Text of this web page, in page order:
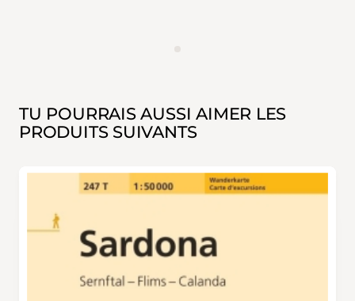
TU POURRAIS AUSSI AIMER LES
PRODUITS SUIVANTS